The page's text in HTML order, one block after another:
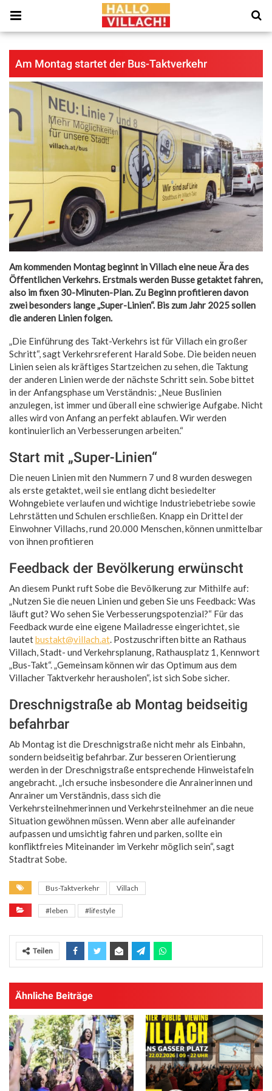
Am Montag startet der Bus-Taktverkehr
Am kommenden Montag beginnt in Villach eine neue Ära des
Öffentlichen Verkehrs. Erstmals werden Busse getaktet fahren,
also im fixen 30-Minuten-Plan. Zu Beginn profitieren davon
zwei besonders lange „Super-Linien“. Bis zum Jahr 2025 sollen
die anderen Linien folgen.
„Die Einführung des Takt-Verkehrs ist für Villach ein großer
Schritt“, sagt Verkehrsreferent Harald Sobe. Die beiden neuen
Linien seien als kräftiges Startzeichen zu sehen, die Taktung
der anderen Linien werde der nächste Schritt sein. Sobe bittet
in der Anfangsphase um Verständnis: „Neue Buslinien
anzulegen, ist immer und überall eine schwierige Aufgabe. Nicht
alles wird von Anfang an perfekt ablaufen. Wir werden
kontinuierlich an Verbesserungen arbeiten.“
Start mit „Super-Linien“
Die neuen Linien mit den Nummern 7 und 8 wurden deswegen
als erste getaktet, weil sie entlang dicht besiedelter
Wohngebiete verlaufen und wichtige Industriebetriebe sowie
Lehrstätten und Schulen erschließen. Knapp ein Drittel der
Einwohner Villachs, rund 20.000 Menschen, können unmittelbar
von ihnen profitieren
Feedback der Bevölkerung erwünscht
An diesem Punkt ruft Sobe die Bevölkerung zur Mithilfe auf:
„Nutzen Sie die neuen Linien und geben Sie uns Feedback: Was
läuft gut? Wo sehen Sie Verbesserungspotenzial?“ Für das
Feedback wurde eine eigene Mailadresse eingerichtet, sie
lautetbustakt@villach.at. Postzuschriften bitte an Rathaus
Villach, Stadt- und Verkehrsplanung, Rathausplatz 1, Kennwort
„Bus-Takt“. „Gemeinsam können wir das Optimum aus dem
Villacher Taktverkehr herausholen“, ist sich Sobe sicher.
Dreschnigstraße ab Montag beidseitig
befahrbar
Ab Montag ist die Dreschnigstraße nicht mehr als Einbahn,
sondern beidseitig befahrbar. Zur besseren Orientierung
werden in der Dreschnigstraße entsprechende Hinweistafeln
angebracht. „Ich ersuche insbesondere die Anrainerinnen und
Anrainer um Verständnis, dass sich die
Verkehrsteilnehmerinnen und Verkehrsteilnehmer an die neue
Situation gewöhnen müssen. Wenn aber alle aufeinander
aufpassen und umsichtig fahren und parken, sollte ein
konfliktfreies Miteinander im Verkehr möglich sein“, sagt
Stadtrat Sobe.
Bus-Taktverkehr Villach
#leben #lifestyle
Teilen
Ähnliche Beiträge